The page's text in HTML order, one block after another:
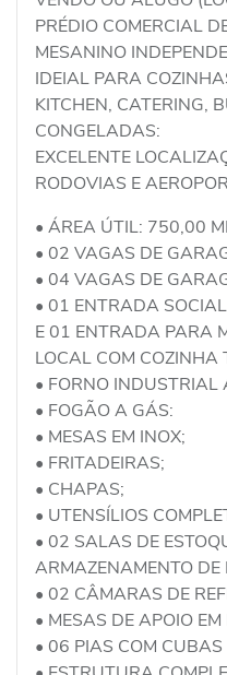
PRÉDIO COMERCIAL
MESANINO
IDEIAL PARA
KITCHEN, CATERING,
CONGELADAS:
EXCELENTE
RODOVIAS E
• ÁREA ÚTIL: 750,00
• 02 VAGAS DE
• 04 VAGAS DE
• 01 ENTRADA
E 01 ENTRADA PARA
LOCAL COM COZINHA
• FORNO INDUSTRIAL
• FOGÃO A GÁS:
• MESAS EM INOX;
• FRITADEIRAS;
• CHAPAS;
• UTENSÍLIOS
• 02 SALAS DE
ARMAZENAMENTO DE
• 02 CÂMARAS DE
• MESAS DE APOIO EM
• 06 PIAS COM CUBAS